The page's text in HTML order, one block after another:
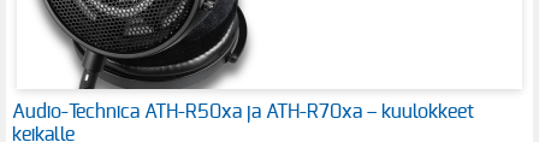
Audio-Technica ATH-R50xa ja ATH-R70xa – kuulokkeet
keikalle